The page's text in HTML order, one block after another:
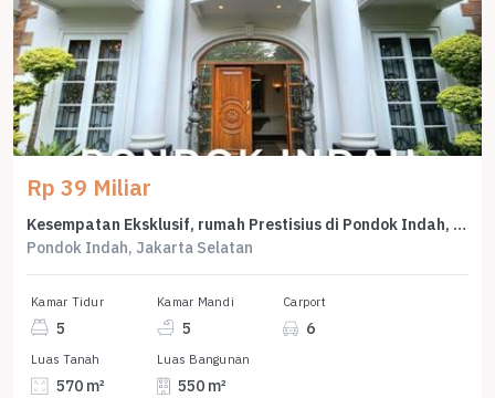
Rp 39 Miliar
Kesempatan Eksklusif, rumah Prestisius di Pondok Indah, Jakarta Selatan, LB 550m²
Pondok Indah, Jakarta Selatan
Kamar Tidur
5
Kamar Mandi
5
Carport
6
Luas Tanah
570 m²
Luas Bangunan
550 m²